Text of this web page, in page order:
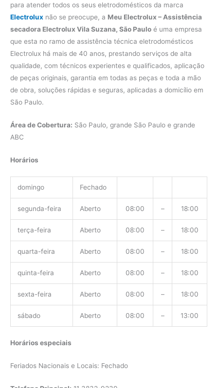
para atender todos os seus eletrodomésticos da marca
Electrolux não se preocupe, a Meu Electrolux – Assistência
secadora Electrolux Vila Suzana, São Paulo é uma empresa
que esta no ramo de assistência técnica eletrodomésticos
Electrolux há mais de 40 anos, prestando serviços de alta
qualidade, com técnicos experientes e qualificados, aplicação
de peças originais, garantia em todas as peças e toda a mão
de obra, soluções rápidas e seguras, aplicadas a domicílio em
São Paulo.
Área de Cobertura: São Paulo, grande São Paulo e grande
ABC
Horários
domingo Fechado
segunda-feira Aberto 08:00 – 18:00
terça-feira Aberto 08:00 – 18:00
quarta-feira Aberto 08:00 – 18:00
quinta-feira Aberto 08:00 – 18:00
sexta-feira Aberto 08:00 – 18:00
sábado Aberto 08:00 – 13:00
Horários especiais
Feriados Nacionais e Locais: Fechado